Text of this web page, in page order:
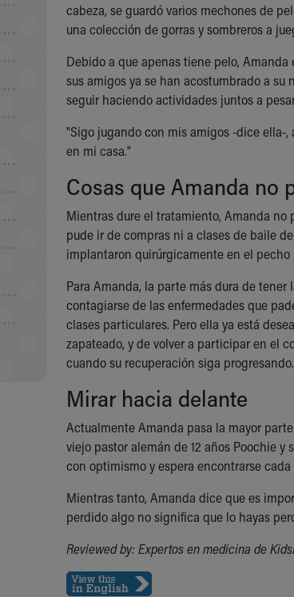
cabeza, se guardó varios mechones de
una colección de gorras y sombreros a
Debido a que apenas tiene pelo,
sus amigos ya se han acostumbrado a
seguir haciendo actividades juntos a
"Sigo jugando con mis amigos -dice ella-
en mi casa."
Cosas que Amanda no
Mientras dure el tratamiento, Amanda no
pude ir de compras ni a clases de baile
implantaron quirúrgicamente en el
Para Amanda, la parte más dura de
contagiarse de las enfermedades que
clases particulares. Pero ella ya está
zapateado, y de volver a participar en el
cuando su recuperación siga progresando.
Mirar hacia delante
Actualmente Amanda pasa la mayor
viejo pastor alemán de 12 años Poochie
con optimismo y espera encontrarse cada
Mientras tanto, Amanda dice que es
perdido algo no significa que lo hayas
Reviewed by: Expertos en medicina de